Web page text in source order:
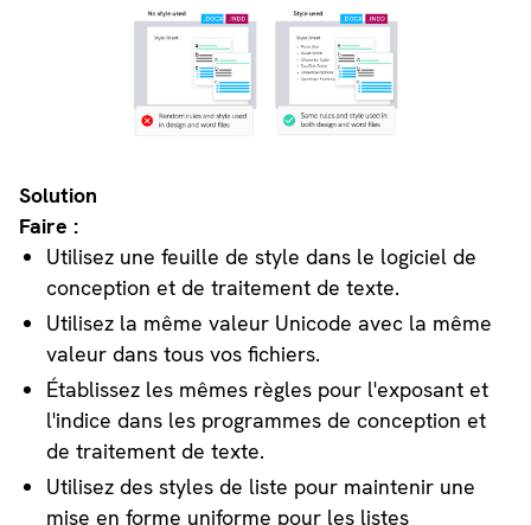
Solution
Faire :
Utilisez une feuille de style dans le logiciel de
conception et de traitement de texte.
Utilisez la même valeur Unicode avec la même
valeur dans tous vos fichiers.
Établissez les mêmes règles pour l'exposant et
l'indice dans les programmes de conception et
de traitement de texte.
Utilisez des styles de liste pour maintenir une
mise en forme uniforme pour les listes